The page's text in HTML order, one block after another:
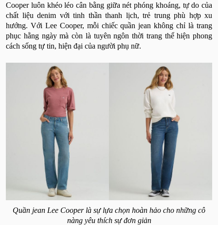
Cooper luôn khéo léo cân bằng giữa nét phóng khoáng, tự do của
chất liệu denim với tinh thần thanh lịch, trẻ trung phù hợp xu
hướng. Với Lee Cooper, mỗi chiếc quần jean không chỉ là trang
phục hằng ngày mà còn là tuyên ngôn thời trang thể hiện phong
cách sống tự tin, hiện đại của người phụ nữ.
Quần jean Lee Cooper là sự lựa chọn hoàn hảo cho những cô
nàng yêu thích sự đơn giản